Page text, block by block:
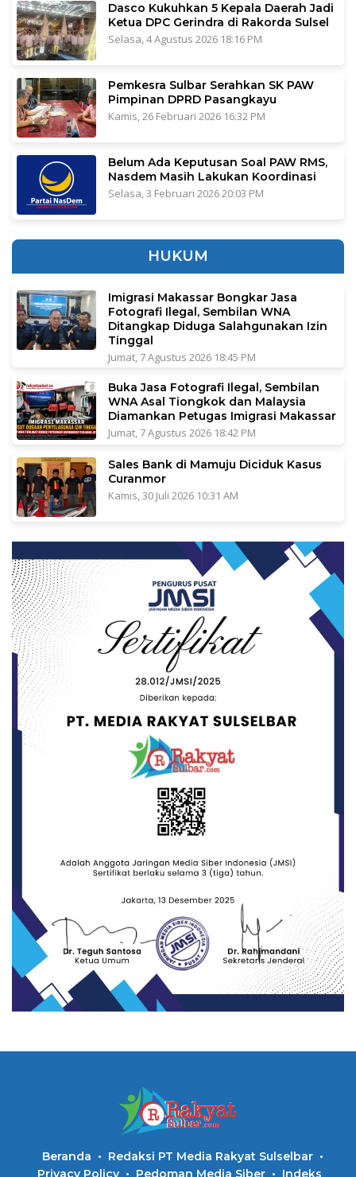
Dasco Kukuhkan 5 Kepala Daerah Jadi
Ketua DPC Gerindra di Rakorda Sulsel
Selasa, 4 Agustus 2026 18:16 PM
Pemkesra Sulbar Serahkan SK PAW
Pimpinan DPRD Pasangkayu
Kamis, 26 Februari 2026 16:32 PM
Belum Ada Keputusan Soal PAW RMS,
Nasdem Masih Lakukan Koordinasi
Selasa, 3 Februari 2026 20:03 PM
HUKUM
Imigrasi Makassar Bongkar Jasa
Fotografi Ilegal, Sembilan WNA
Ditangkap Diduga Salahgunakan Izin
Tinggal
Jumat, 7 Agustus 2026 18:45 PM
Buka Jasa Fotografi Ilegal, Sembilan
WNA Asal Tiongkok dan Malaysia
Diamankan Petugas Imigrasi Makassar
Jumat, 7 Agustus 2026 18:42 PM
Sales Bank di Mamuju Diciduk Kasus
Curanmor
Kamis, 30 Juli 2026 10:31 AM
Beranda
Redaksi PT Media Rakyat Sulselbar